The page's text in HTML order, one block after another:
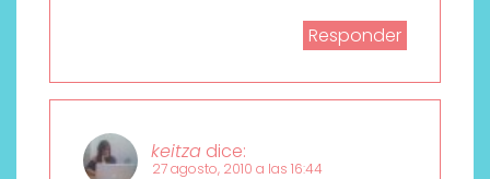
Responder
keitza dice:
27 agosto, 2010 a las 16:44